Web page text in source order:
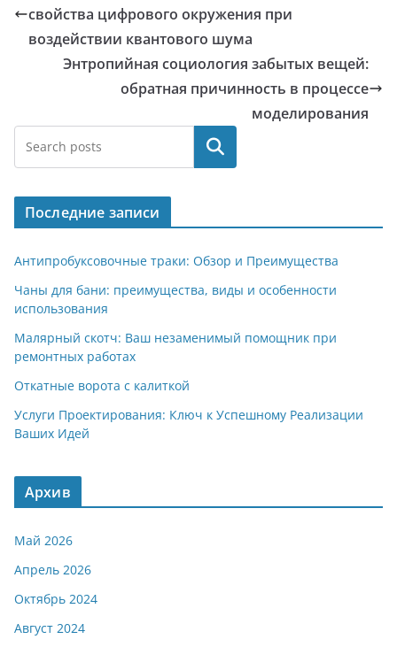
свойства цифрового окружения при
воздействии квантового шума
Энтропийная социология забытых вещей:
обратная причинность в процессе
моделирования
Поиск
Последние записи
Антипробуксовочные траки: Обзор и Преимущества
Чаны для бани: преимущества, виды и особенности
использования
Малярный скотч: Ваш незаменимый помощник при
ремонтных работах
Откатные ворота с калиткой
Услуги Проектирования: Ключ к Успешному Реализации
Ваших Идей
Архив
Май 2026
Апрель 2026
Октябрь 2024
Август 2024